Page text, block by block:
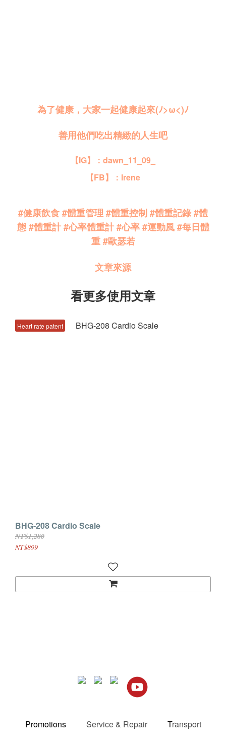
為了健康，大家一起健康起來(ﾉ>ω<)ﾉ
善用他們吃出精緻的人生吧
【IG】：dawn_11_09_
【FB】：Irene
#健康飲食#體重管理 #體重控制#體重記錄#體
態 #體重計 #心率體重計 #心率 #運動風 #每日體
重 #歐瑟若
文章來源
看更多使用文章
Heart rate patent
BHG-208 Cardio Scale
NT$1,280
NT$899
Promotions Service & Repair Transport